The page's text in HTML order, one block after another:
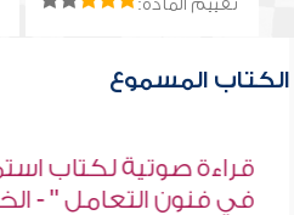
تقييم المادة:
الكتاب المسموع
قراءة صوتية لكتاب
في فنون التعامل " -